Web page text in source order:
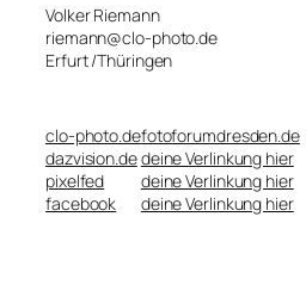
Volker Riemann
riemann@clo-photo.de
Erfurt /Thüringen
clo-photo.de
dazvision.de
pixelfed
facebook
fotoforumdresden.de
deine Verlinkung hier
deine Verlinkung hier
deine Verlinkung hier